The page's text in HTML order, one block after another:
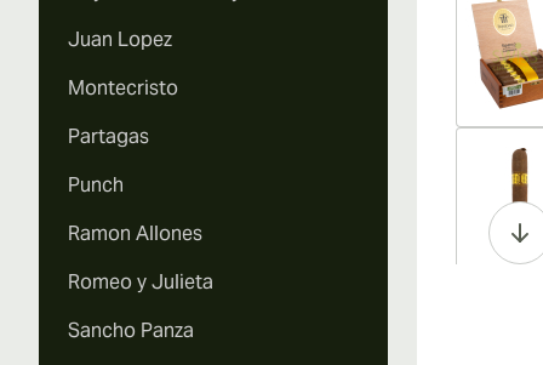
Juan Lopez
Montecristo
Partagas
Punch
Ramon Allones
Romeo y Julieta
Sancho Panza